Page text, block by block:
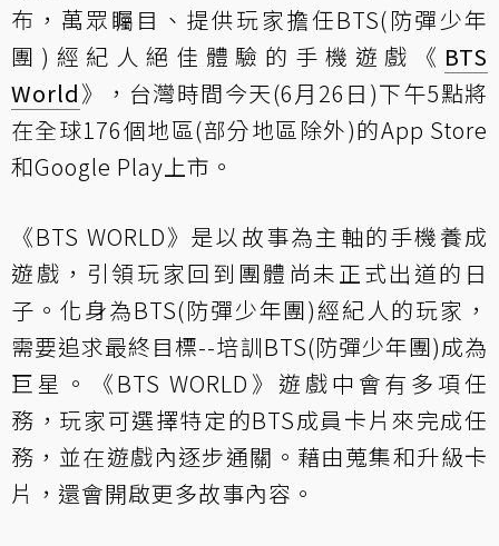
布，萬眾矚目、提供玩家擔任BTS(防彈少年
團)經紀人絕佳體驗的手機遊戲《 BTS
World》，台灣時間今天(6月26日)下午5點將
在全球176個地區(部分地區除外)的App Store
和Google Play上市。
《BTS WORLD》是以故事為主軸的手機養成
遊戲，引領玩家回到團體尚未正式出道的日
子。化身為BTS(防彈少年團)經紀人的玩家，
需要追求最終目標--培訓BTS(防彈少年團)成為
巨星。《BTS WORLD》遊戲中會有多項任
務，玩家可選擇特定的BTS成員卡片來完成任
務，並在遊戲內逐步通關。藉由蒐集和升級卡
片，還會開啟更多故事內容。